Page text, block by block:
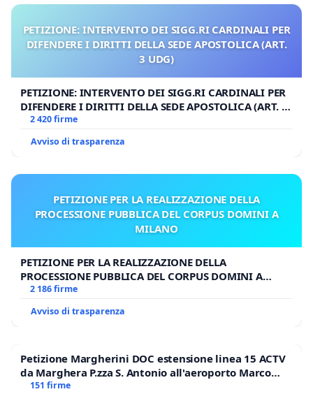
PETIZIONE: INTERVENTO DEI SIGG.RI CARDINALI PER
DIFENDERE I DIRITTI DELLA SEDE APOSTOLICA (ART.
3 UDG)
PETIZIONE: INTERVENTO DEI SIGG.RI CARDINALI PER
DIFENDERE I DIRITTI DELLA SEDE APOSTOLICA (ART. 3
UDG)
2 420 firme
Avviso di trasparenza
PETIZIONE PER LA REALIZZAZIONE DELLA
PROCESSIONE PUBBLICA DEL CORPUS DOMINI A
MILANO
PETIZIONE PER LA REALIZZAZIONE DELLA
PROCESSIONE PUBBLICA DEL CORPUS DOMINI A
MILANO
2 186 firme
Avviso di trasparenza
Petizione Margherini DOC estensione linea 15 ACTV
da Marghera P.zza S. Antonio all'aeroporto Marco
Polo tariffa a € 1,50
151 firme